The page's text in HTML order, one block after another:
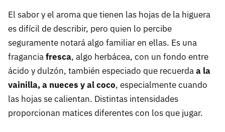
El sabor y el aroma que tienen las hojas de la higuera
es difícil de describir, pero quien lo percibe
seguramente notará algo familiar en ellas. Es una
fraganciafresca, algo herbácea, con un fondo entre
ácido y dulzón, también especiado que recuerdaa la
vainilla, a nueces y al coco, especialmente cuando
las hojas se calientan. Distintas intensidades
proporcionan matices diferentes con los que jugar.